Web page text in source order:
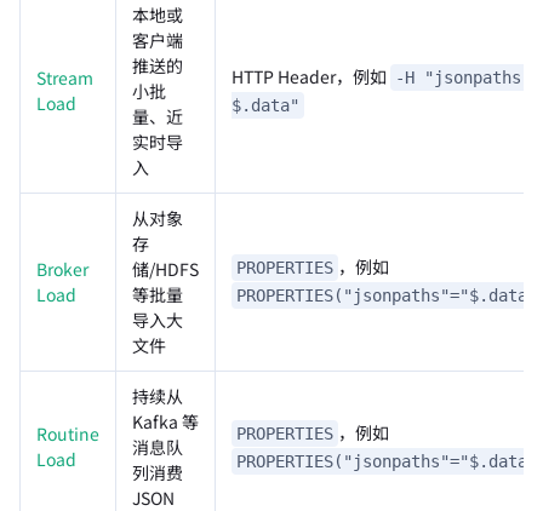
Stream
Load
本地或
客户端
推送的
小批
量、近
实时导
入
HTTP Header，例如
-H "jsonpaths:
$.data"
Broker
Load
从对象
存
储/HDFS
等批量
导入大
文件
PROPERTIES ，例如
Routine
Load
持续从
Kafka 等
消息队
列消费
JSON
PROPERTIES ，例如